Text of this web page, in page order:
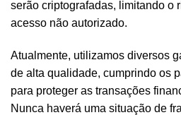
serão criptografadas, limitando o
acesso não autorizado.
Atualmente, utilizamos diversos
de alta qualidade, cumprindo os
para proteger as transações
Nunca haverá uma situação de